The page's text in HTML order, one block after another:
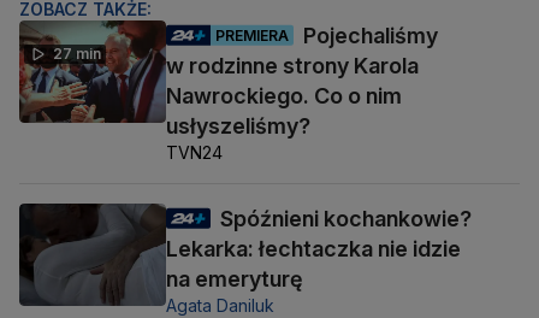
ZOBACZ TAKŻE:
27 min
PREMIERA
Pojechaliśmy
w rodzinne strony Karola
Nawrockiego. Co o nim
usłyszeliśmy?
TVN24
Spóźnieni kochankowie?
Lekarka: łechtaczka nie idzie
na emeryturę
Agata Daniluk